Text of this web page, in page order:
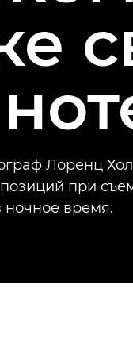
Лоренц
при
ночное время.